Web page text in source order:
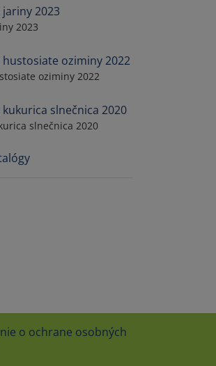
2023
oziminy 2022
slnečnica 2020
o ochrane osobných